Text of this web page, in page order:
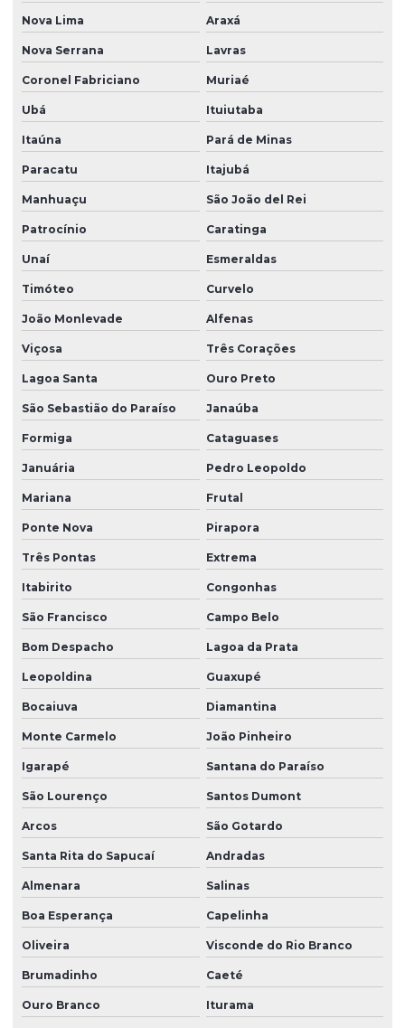
Nova Lima Araxá
Nova Serrana Lavras
Coronel Fabriciano Muriaé
Ubá Ituiutaba
Itaúna Pará de Minas
Paracatu Itajubá
Manhuaçu São João del Rei
Patrocínio Caratinga
Unaí Esmeraldas
Timóteo Curvelo
João Monlevade Alfenas
Viçosa Três Corações
Lagoa Santa Ouro Preto
São Sebastião do Paraíso Janaúba
Formiga Cataguases
Januária Pedro Leopoldo
Mariana Frutal
Ponte Nova Pirapora
Três Pontas Extrema
Itabirito Congonhas
São Francisco Campo Belo
Bom Despacho Lagoa da Prata
Leopoldina Guaxupé
Bocaiuva Diamantina
Monte Carmelo João Pinheiro
Igarapé Santana do Paraíso
São Lourenço Santos Dumont
Arcos São Gotardo
Santa Rita do Sapucaí Andradas
Almenara Salinas
Boa Esperança Capelinha
Oliveira Visconde do Rio Branco
Brumadinho Caeté
Ouro Branco Iturama